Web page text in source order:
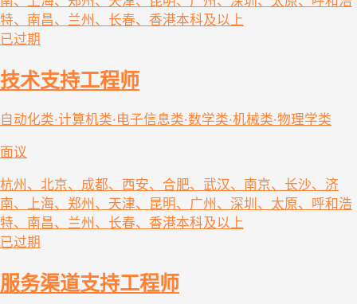
特、南昌、兰州、长春、香港本科及以上
已过期
技术支持工程师
自动化类·计算机类·电子信息类·数学类·机械类·物理学类
面议
杭州、北京、成都、西安、合肥、武汉、南京、长沙、济
南、上海、郑州、天津、昆明、广州、深圳、太原、呼和浩
特、南昌、兰州、长春、香港本科及以上
已过期
服务渠道支持工程师